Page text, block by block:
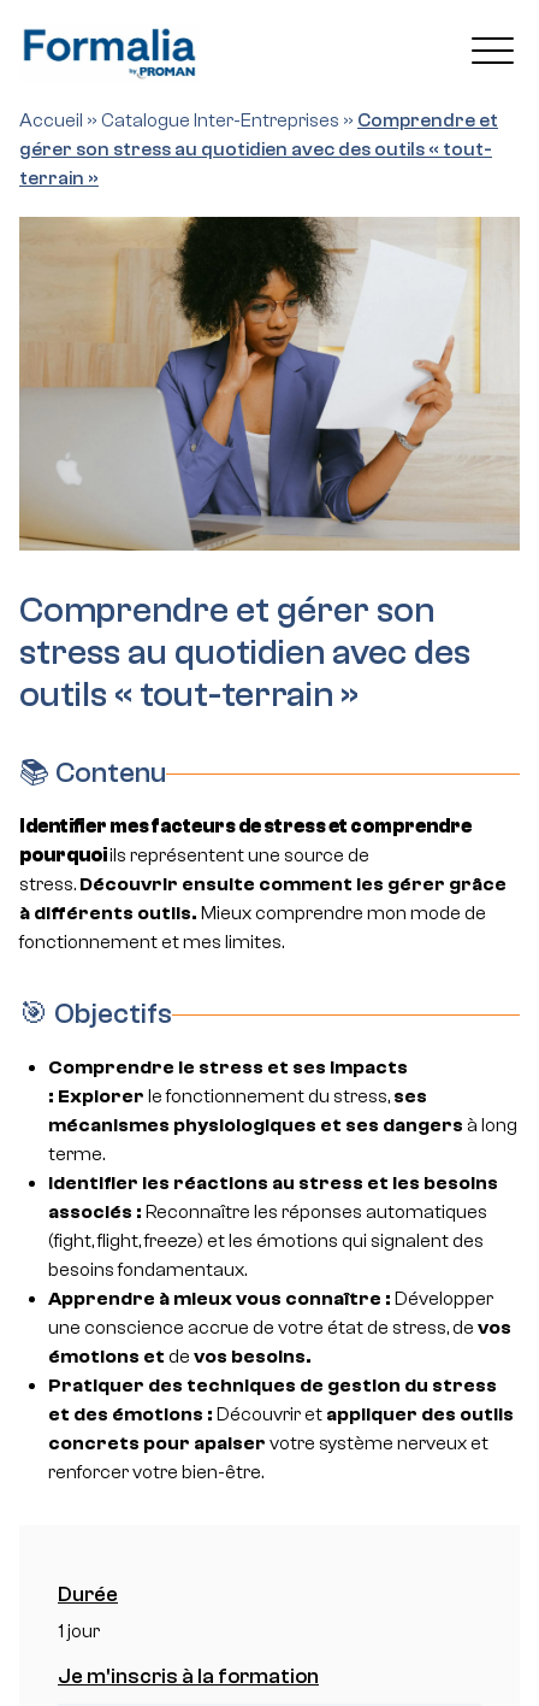
Accueil » Catalogue Inter-Entreprises » Comprendre et
gérer son stress au quotidien avec des outils « tout-
terrain »
Comprendre et gérer son
stress au quotidien avec des
outils « tout-terrain »
📚 Contenu
Identifier mes facteurs de stress et comprendre
pourquoiils représentent une source de
stress. Découvrir ensuite comment les gérer grâce
à différents outils. Mieux comprendre mon mode de
fonctionnement et mes limites.
🎯 Objectifs
Comprendre le stress et ses impacts
: Explorer le fonctionnement du stress, ses
mécanismes physiologiques et ses dangers à long
terme.
Identifier les réactions au stress et les besoins
associés : Reconnaître les réponses automatiques
(fight, flight, freeze) et les émotions qui signalent des
besoins fondamentaux.
Apprendre à mieux vous connaître : Développer
une conscience accrue de votre état de stress, de vos
émotions et de vos besoins.
Pratiquer des techniques de gestion du stress
et des émotions : Découvrir et appliquer des outils
concrets pour apaiser votre système nerveux et
renforcer votre bien-être.
Durée
1 jour
Je m'inscris à la formation